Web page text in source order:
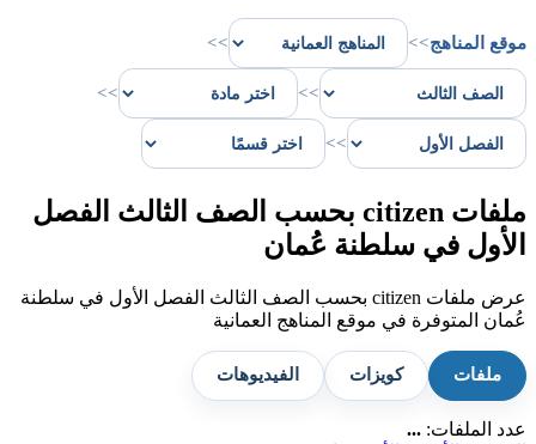
موقع المناهج>>
>>
>>
>>
>>
ملفات citizen بحسب الصف الثالث الفصل
الأول في سلطنة عُمان
عرض ملفات citizen بحسب الصف الثالث الفصل الأول في سلطنة
عُمان المتوفرة في موقع المناهج العمانية
ملفات كويزات الفيديوهات
عدد الملفات: ...